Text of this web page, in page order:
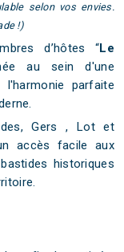
selon vos envies.
!)
d’hôtes “Le
au sein d'une
l'harmonie parfaite
Gers , Lot et
accès facile aux
historiques